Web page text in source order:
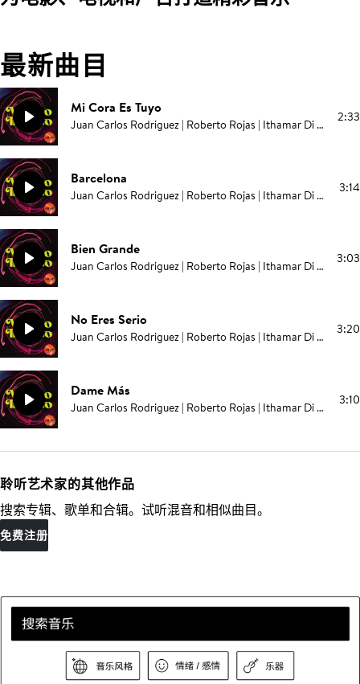
最新曲目
Mi Cora Es Tuyo
Juan Carlos Rodriguez | Roberto Rojas | Ithamar Di Marco Romero | Elías Serpa 2:33
Barcelona
Juan Carlos Rodriguez | Roberto Rojas | Ithamar Di Marco Romero | Elías Serpa 3:14
Bien Grande
Juan Carlos Rodriguez | Roberto Rojas | Ithamar Di Marco Romero | Elías Serpa 3:03
No Eres Serio
Juan Carlos Rodriguez | Roberto Rojas | Ithamar Di Marco Romero | Elías Serpa 3:20
Dame Más
Juan Carlos Rodriguez | Roberto Rojas | Ithamar Di Marco Romero | Elías Serpa 3:10
聆听艺术家的其他作品
搜索专辑、歌单和合辑。试听混音和相似曲目。
免费注册